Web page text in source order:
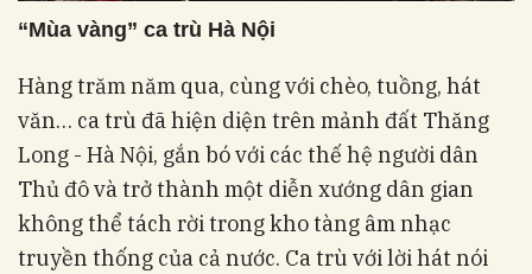
“Mùa vàng” ca trù Hà Nội
Hàng trăm năm qua, cùng với chèo, tuồng, hát
văn… ca trù đã hiện diện trên mảnh đất Thăng
Long - Hà Nội, gắn bó với các thế hệ người dân
Thủ đô và trở thành một diễn xướng dân gian
không thể tách rời trong kho tàng âm nhạc
truyền thống của cả nước. Ca trù với lời hát nói